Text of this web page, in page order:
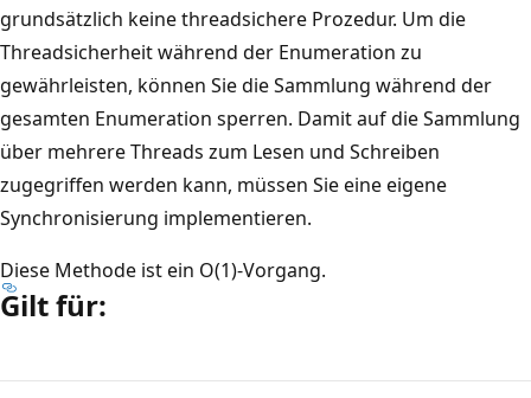
grundsätzlich keine threadsichere Prozedur. Um die
Threadsicherheit während der Enumeration zu
gewährleisten, können Sie die Sammlung während der
gesamten Enumeration sperren. Damit auf die Sammlung
über mehrere Threads zum Lesen und Schreiben
zugegriffen werden kann, müssen Sie eine eigene
Synchronisierung implementieren.
Diese Methode ist ein O(1)-Vorgang.
Gilt für: